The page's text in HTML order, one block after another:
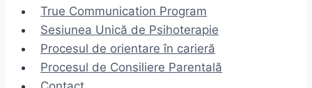
True Communication Program
Sesiunea Unică de Psihoterapie
Procesul de orientare în carieră
Procesul de Consiliere Parentală